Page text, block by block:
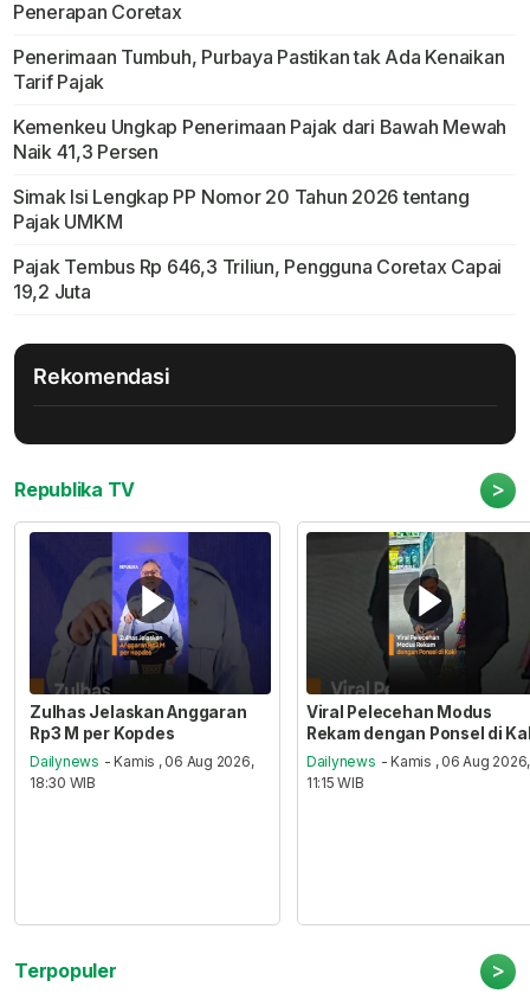
Penerapan Coretax
Penerimaan Tumbuh, Purbaya Pastikan tak Ada Kenaikan
Tarif Pajak
Kemenkeu Ungkap Penerimaan Pajak dari Bawah Mewah
Naik 41,3 Persen
Simak Isi Lengkap PP Nomor 20 Tahun 2026 tentang
Pajak UMKM
Pajak Tembus Rp 646,3 Triliun, Pengguna Coretax Capai
19,2 Juta
Rekomendasi
Republika TV >
Zulhas Jelaskan Anggaran
Rp3 M per Kopdes
Dailynews - Kamis , 06 Aug 2026,
18:30 WIB
Viral Pelecehan Modus
Rekam dengan Ponsel di
Dailynews - Kamis , 06 Aug 2026,
11:15 WIB
Terpopuler >